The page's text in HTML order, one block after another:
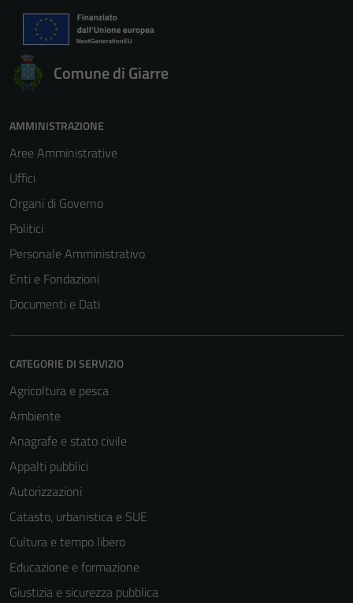
Comune di Giarre
AMMINISTRAZIONE
Aree Amministrative
Uffici
Organi di Governo
Politici
Personale Amministrativo
Enti e Fondazioni
Documenti e Dati
CATEGORIE DI SERVIZIO
Agricoltura e pesca
Ambiente
Anagrafe e stato civile
Appalti pubblici
Autorizzazioni
Catasto, urbanistica e SUE
Cultura e tempo libero
Educazione e formazione
Giustizia e sicurezza pubblica